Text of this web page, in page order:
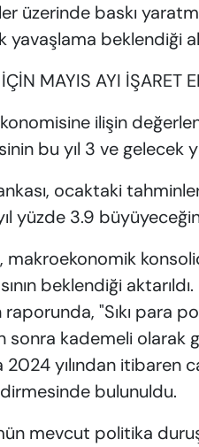
üzerinde baskı
yavaşlama beklendiği
MAYIS AYI İŞARET
ilişin
bu yıl 3 ve gelecek
ocaktaki
yüzde 3.9
makroekonomik
beklendiği aktarıldı.
raporunda, "Sıkı para
sonra kademeli olarak
2024 yılından
bulunuldu.
mevcut politika